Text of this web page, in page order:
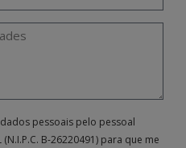
pessoais pelo pessoal
B-26220491) para que me